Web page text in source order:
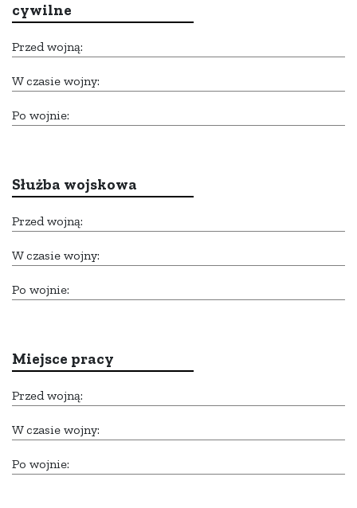
cywilne
Przed wojną:
W czasie wojny:
Po wojnie:
Służba wojskowa
Przed wojną:
W czasie wojny:
Po wojnie:
Miejsce pracy
Przed wojną:
W czasie wojny:
Po wojnie: